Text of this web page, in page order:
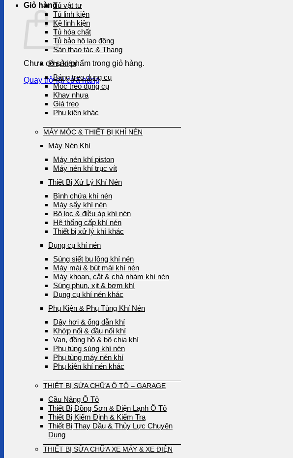
Giỏ hàng
Chưa có sản phẩm trong giỏ hàng.
Quay trở lại cửa hàng
Tủ vật tư
Tủ linh kiện
Kệ linh kiện
Tủ hóa chất
Tủ bảo hộ lao động
Sàn thao tác & Thang
Phụ kiện
Bảng treo dụng cụ
Móc treo dụng cụ
Khay nhựa
Giá treo
Phụ kiện khác
MÁY MÓC & THIẾT BỊ KHÍ NÉN
Máy Nén Khí
Máy nén khí piston
Máy nén khí trục vít
Thiết Bị Xử Lý Khí Nén
Bình chứa khí nén
Máy sấy khí nén
Bộ lọc & điều áp khí nén
Hệ thống cấp khí nén
Thiết bị xử lý khí khác
Dụng cụ khí nén
Súng siết bu lông khí nén
Máy mài & bút mài khí nén
Máy khoan, cắt & chà nhám khí nén
Súng phun, xịt & bơm khí
Dụng cụ khí nén khác
Phụ Kiện & Phụ Tùng Khí Nén
Dây hơi & ống dẫn khí
Khớp nối & đầu nối khí
Van, đồng hồ & bộ chia khí
Phụ tùng súng khí nén
Phụ tùng máy nén khí
Phụ kiện khí nén khác
THIẾT BỊ SỬA CHỮA Ô TÔ – GARAGE
Cầu Nâng Ô Tô
Thiết Bị Đồng Sơn & Điện Lạnh Ô Tô
Thiết Bị Kiểm Định & Kiểm Tra
Thiết Bị Thay Dầu & Thủy Lực Chuyên
Dụng
THIẾT BỊ SỬA CHỮA XE MÁY & XE ĐIỆN